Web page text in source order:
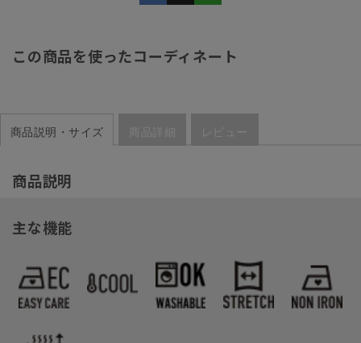
この商品を使ったコーディネート
商品説明・サイズ 商品詳細 レビュー
商品説明
主な機能